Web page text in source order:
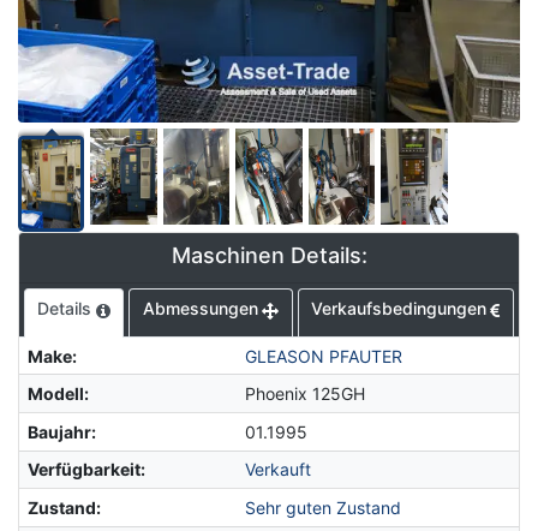
Maschinen Details:
Details Abmessungen Verkaufsbedingungen
Make:
GLEASON PFAUTER
Modell:
Phoenix 125GH
Baujahr:
01.1995
Verfügbarkeit:
Verkauft
Zustand:
Sehr guten Zustand